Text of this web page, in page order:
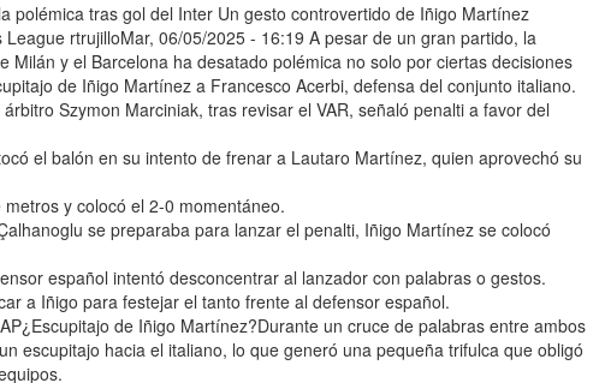
polémica tras gol del Inter Un gesto controvertido de Iñigo Martínez
rtrujilloMar, 06/05/2025 - 16:19 A pesar de un gran partido, la
Milán y el Barcelona ha desatado polémica no solo por ciertas decisiones
de Iñigo Martínez a Francesco Acerbi, defensa del conjunto italiano.
Szymon Marciniak, tras revisar el VAR, señaló penalti a favor del
el balón en su intento de frenar a Lautaro Martínez, quien aprovechó su
y colocó el 2-0 momentáneo.
se preparaba para lanzar el penalti, Iñigo Martínez se colocó
español intentó desconcentrar al lanzador con palabras o gestos.
a Iñigo para festejar el tanto frente al defensor español.
de Iñigo Martínez?Durante un cruce de palabras entre ambos
escupitajo hacia el italiano, lo que generó una pequeña trifulca que obligó